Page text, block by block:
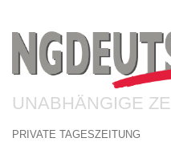
UNABHÄNGIGE
PRIVATE TAGESZEITUNG